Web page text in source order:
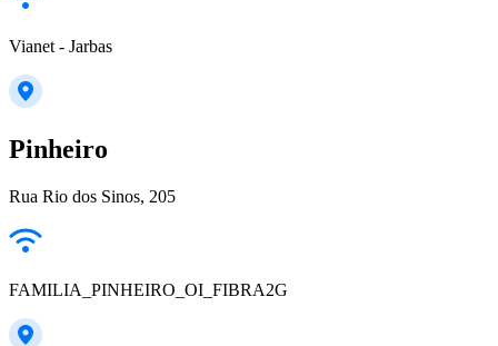
Vianet - Jarbas
Pinheiro
Rua Rio dos Sinos, 205
FAMILIA_PINHEIRO_OI_FIBRA2G